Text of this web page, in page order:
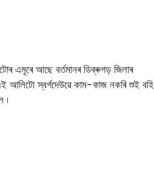
এমূৰে আছে বৰ্তমানৰ ডিব্ৰুগড় জিলাৰ
আলিটো স্বৰ্গদেউৱে কাম-কাজ নকৰি শুই বহি
৷